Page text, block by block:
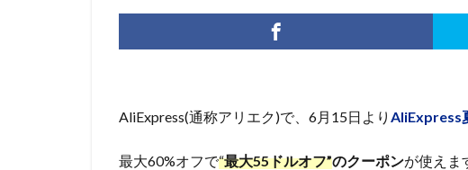
AliExpress(通称アリエク)で、6月15日より AliExpress
最大60%オフで“最大55ドルオフ”のクーポンが使えま